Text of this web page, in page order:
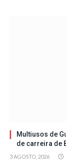
Multiusos de
de carreira de
3 AGOSTO, 2026